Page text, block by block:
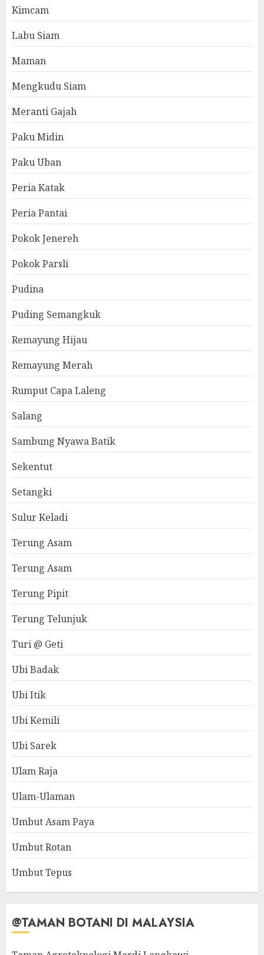
Kimcam
Labu Siam
Maman
Mengkudu Siam
Meranti Gajah
Paku Midin
Paku Uban
Peria Katak
Peria Pantai
Pokok Jenereh
Pokok Parsli
Pudina
Puding Semangkuk
Remayung Hijau
Remayung Merah
Rumput Capa Laleng
Salang
Sambung Nyawa Batik
Sekentut
Setangki
Sulur Keladi
Terung Asam
Terung Asam
Terung Pipit
Terung Telunjuk
Turi @ Geti
Ubi Badak
Ubi Itik
Ubi Kemili
Ubi Sarek
Ulam Raja
Ulam-Ulaman
Umbut Asam Paya
Umbut Rotan
Umbut Tepus
@TAMAN BOTANI DI MALAYSIA